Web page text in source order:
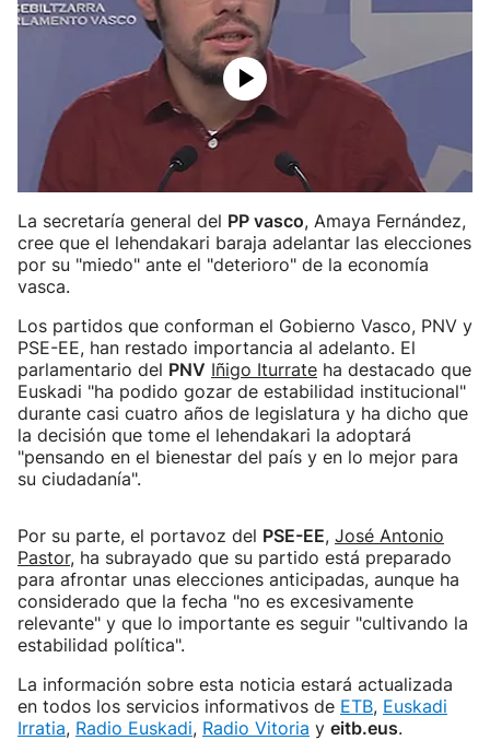
La secretaría general del PP vasco, Amaya Fernández,
cree que el lehendakari baraja adelantar las elecciones
por su "miedo" ante el "deterioro" de la economía
vasca.
Los partidos que conforman el Gobierno Vasco, PNV y
PSE-EE, han restado importancia al adelanto. El
parlamentario del PNV Iñigo Iturrate ha destacado que
Euskadi "ha podido gozar de estabilidad institucional"
durante casi cuatro años de legislatura y ha dicho que
la decisión que tome el lehendakari la adoptará
"pensando en el bienestar del país y en lo mejor para
su ciudadanía".
Por su parte, el portavoz del PSE-EE, José Antonio
Pastor, ha subrayado que su partido está preparado
para afrontar unas elecciones anticipadas, aunque ha
considerado que la fecha "no es excesivamente
relevante" y que lo importante es seguir "cultivando la
estabilidad política".
La información sobre esta noticia estará actualizada
en todos los servicios informativos de ETB, Euskadi
Irratia, Radio Euskadi, Radio Vitoria y eitb.eus.